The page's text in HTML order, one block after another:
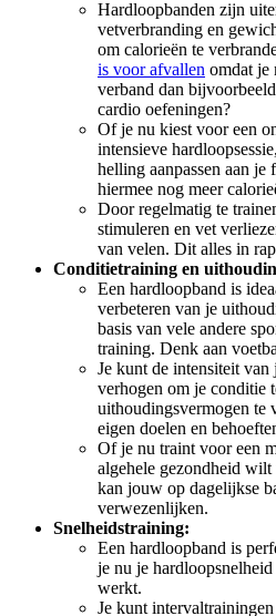
Hardloopbanden zijn
vetverbranding en
om calorieën te
is voor afvallen omdat je
verband dan
cardio oefeningen?
Of je nu kiest voor een
intensieve
helling aanpassen aan je
hiermee nog meer
Door regelmatig te
stimuleren en vet
van velen. Dit alles in
Conditietraining en
Een hardloopband is
verbeteren van je
basis van vele andere
training. Denk aan
Je kunt de intensiteit
verhogen om je conditie
uithoudingsvermogen te
eigen doelen en
Of je nu traint voor een
algehele gezondheid wilt
kan jouw op dagelijkse
verwezenlijken.
Snelheidstraining:
Een hardloopband is
je nu je
werkt.
Je kunt